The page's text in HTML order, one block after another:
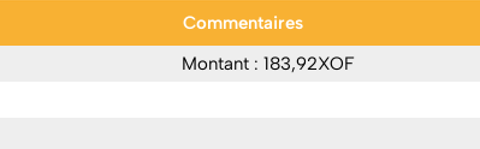
Commentaires
Montant : 183,92XOF